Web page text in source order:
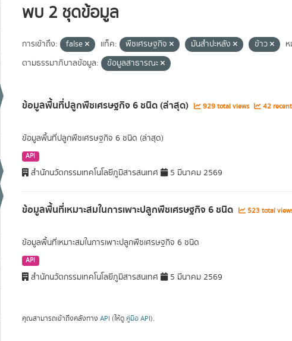
พบ 2 ชุดข้อมูล
การเข้าถึง: false แท็ค: พืชเศรษฐกิจ มันสำปะหลัง ข้าว
ตามธรรมาภิบาลข้อมูล:
ข้อมูลสาธารณะ
ข้อมูลพื้นที่ปลูกพืชเศรษฐกิจ 6 ชนิด (ล่าสุด) 929 total views 42
ข้อมูลพื้นที่ปลูกพืชเศรษฐกิจ 6 ชนิด (ล่าสุด)
API
สำนักนวัตกรรมเทคโนโลยีภูมิสารสนเทศ 5 มีนาคม 2569
ข้อมูลพื้นที่เหมาะสมในการเพาะปลูกพืชเศรษฐกิจ 6 ชนิด 523 total
ข้อมูลพื้นที่เหมาะสมในการเพาะปลูกพืชเศรษฐกิจ 6 ชนิด
API
สำนักนวัตกรรมเทคโนโลยีภูมิสารสนเทศ 5 มีนาคม 2569
คุณสามารถเข้าถึงคลังทาง API (ให้ดู คู่มือ API).